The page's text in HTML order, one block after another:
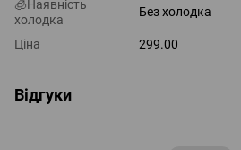
🧊Наявність
холодка
Без холодка
Ціна 299.00
Відгуки